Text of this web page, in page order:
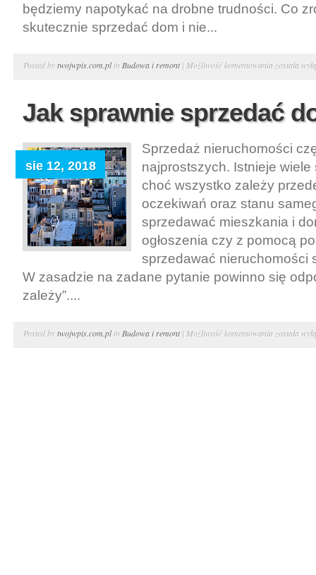
będziemy napotykać na drobne trudności. Co
skutecznie sprzedać dom i nie...
Posted bytwojwpis.com.plin Budowa i remont| Możliwość komentowania
z
została
Jak sprawnie sprzedać
sie 12, 2018
Sprzedaż nieruchomości
najprostszych. Istnieje wiele
choć wszystko zależy
oczekiwań oraz stanu
sprzedawać mieszkania i
ogłoszenia czy z pomocą
sprzedawać nieruchomości
W zasadzie na zadane pytanie powinno się
zależy”....
Posted bytwojwpis.com.plin Budowa i remont| Możliwość komentowania Jak
została